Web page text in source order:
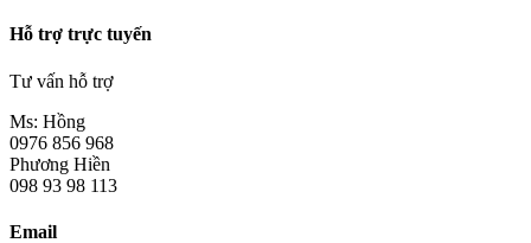
Hỗ trợ trực tuyến
Tư vấn hỗ trợ
Ms: Hồng
0976 856 968
Phương Hiền
098 93 98 113
Email